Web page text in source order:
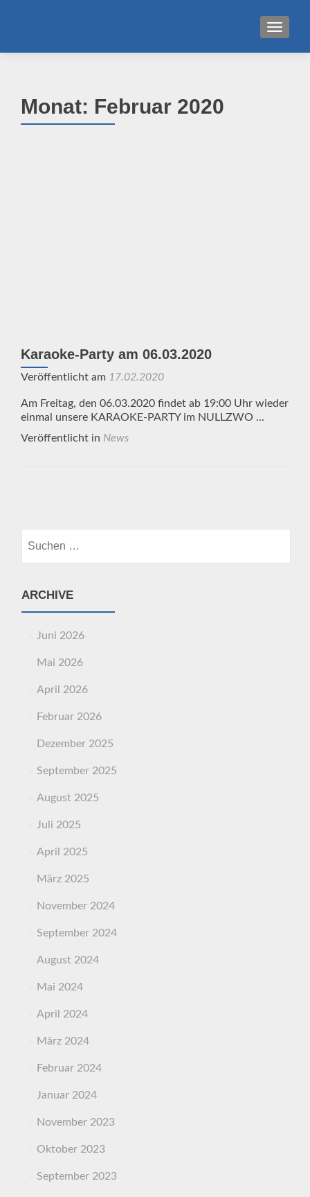
MENU
Monat: Februar 2020
Karaoke-Party am 06.03.2020
Veröffentlicht am 17.02.2020
Am Freitag, den 06.03.2020 findet ab 19:00 Uhr wieder
einmal unsere KARAOKE-PARTY im NULLZWO ...
Veröffentlicht in News
nach:
ARCHIVE
Juni 2026
Mai 2026
April 2026
Februar 2026
Dezember 2025
September 2025
August 2025
Juli 2025
April 2025
März 2025
November 2024
September 2024
August 2024
Mai 2024
April 2024
März 2024
Februar 2024
Januar 2024
November 2023
Oktober 2023
September 2023